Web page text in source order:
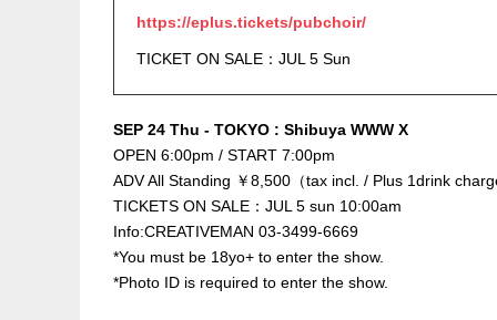
https://eplus.tickets/pubchoir/
TICKET ON SALE：JUL 5 Sun
SEP 24 Thu - TOKYO : Shibuya WWW X
OPEN 6:00pm / START 7:00pm
ADV All Standing ￥8,500（tax incl. / Plus 1drink
TICKETS ON SALE：JUL 5 sun 10:00am
Info:CREATIVEMAN 03-3499-6669
*You must be 18yo+ to enter the show.
*Photo ID is required to enter the show.